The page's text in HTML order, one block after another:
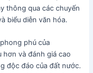
thông qua các chuyến
biểu diễn văn hóa.
phú của
hơn và đánh giá cao
độc đáo của đất nước.